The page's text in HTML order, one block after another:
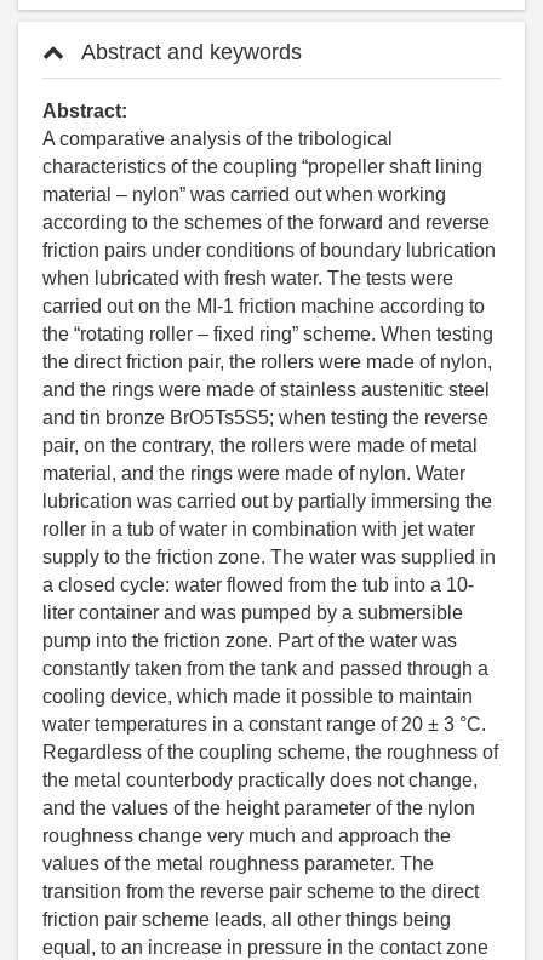
Abstract and keywords
Abstract:
A comparative analysis of the tribological
characteristics of the coupling “propeller shaft lining
material – nylon” was carried out when working
according to the schemes of the forward and reverse
friction pairs under conditions of boundary lubrication
when lubricated with fresh water. The tests were
carried out on the MI-1 friction machine according to
the “rotating roller – fixed ring” scheme. When testing
the direct friction pair, the rollers were made of nylon,
and the rings were made of stainless austenitic steel
and tin bronze BrO5Ts5S5; when testing the reverse
pair, on the contrary, the rollers were made of metal
material, and the rings were made of nylon. Water
lubrication was carried out by partially immersing the
roller in a tub of water in combination with jet water
supply to the friction zone. The water was supplied in
a closed cycle: water flowed from the tub into a 10-
liter container and was pumped by a submersible
pump into the friction zone. Part of the water was
constantly taken from the tank and passed through a
cooling device, which made it possible to maintain
water temperatures in a constant range of 20 ± 3 °C.
Regardless of the coupling scheme, the roughness of
the metal counterbody practically does not change,
and the values of the height parameter of the nylon
roughness change very much and approach the
values of the metal roughness parameter. The
transition from the reverse pair scheme to the direct
friction pair scheme leads, all other things being
equal, to an increase in pressure in the contact zone